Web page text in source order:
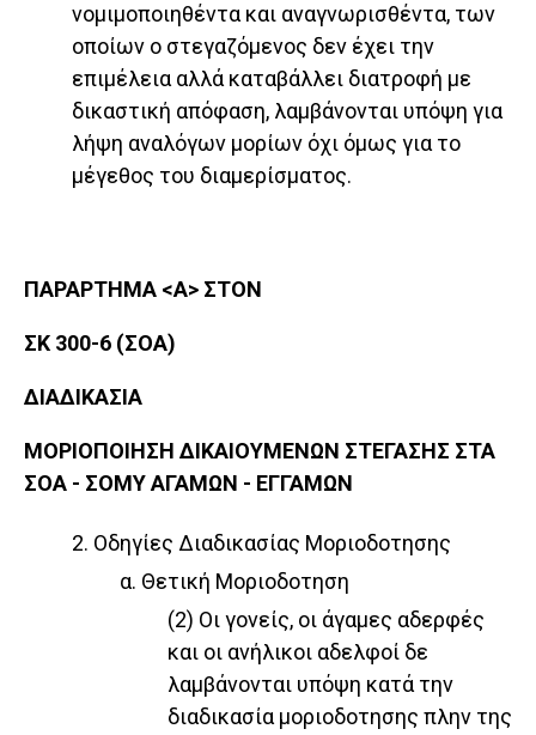
νομιμοποιηθέντα και αναγνωρισθέντα, των
οποίων ο στεγαζόμενος δεν έχει την
επιμέλεια αλλά καταβάλλει διατροφή με
δικαστική απόφαση, λαμβάνονται υπόψη για
λήψη αναλόγων μορίων όχι όμως για το
μέγεθος του διαμερίσματος.
ΠΑΡΑΡΤΗΜΑ <Α> ΣΤΟΝ
ΣΚ 300-6 (ΣΟΑ)
ΔΙΑΔΙΚΑΣΙΑ
ΜΟΡΙΟΠΟΙΗΣΗ ΔΙΚΑΙΟΥΜΕΝΩΝ ΣΤΕΓΑΣΗΣ ΣΤΑ
ΣΟΑ - ΣΟΜΥ ΑΓΑΜΩΝ - ΕΓΓΑΜΩΝ
2. Οδηγίες Διαδικασίας Μοριοδοτησης
α. Θετική Μοριοδοτηση
(2) Οι γονείς, οι άγαμες αδερφές
και οι ανήλικοι αδελφοί δε
λαμβάνονται υπόψη κατά την
διαδικασία μοριοδοτησης πλην της